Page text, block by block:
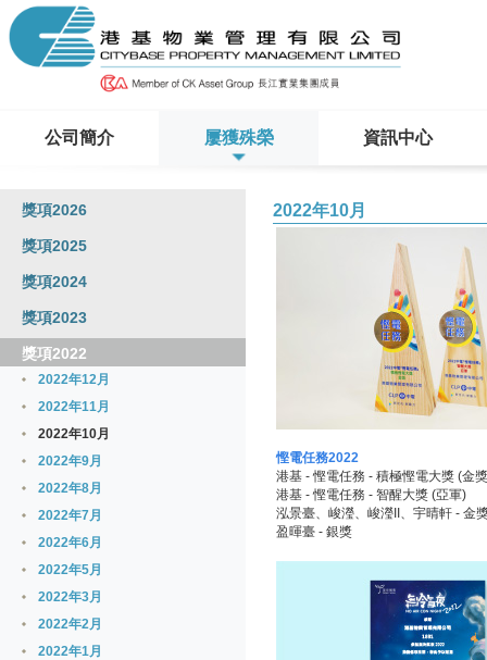
公司簡介 屢獲殊榮 資訊中心
獎項2026
獎項2025
獎項2024
獎項2023
獎項2022
2022年12月
2022年11月
2022年10月
2022年9月
2022年8月
2022年7月
2022年6月
2022年5月
2022年3月
2022年2月
2022年1月
2022年10月
慳電任務2022
港基 - 慳電任務 - 積極慳電大獎 (金
港基 - 慳電任務 - 智醒大獎 (亞軍)
泓景臺、峻瀅、峻瀅II、宇晴軒 - 金
盈暉臺 - 銀獎